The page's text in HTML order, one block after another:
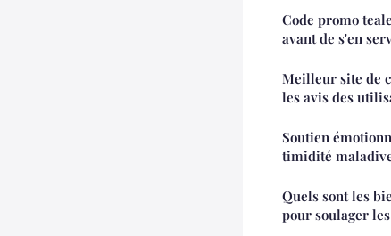
Code promo
avant de s'en
Meilleur site de
les avis des
Soutien
timidité
Quels sont les
pour soulager